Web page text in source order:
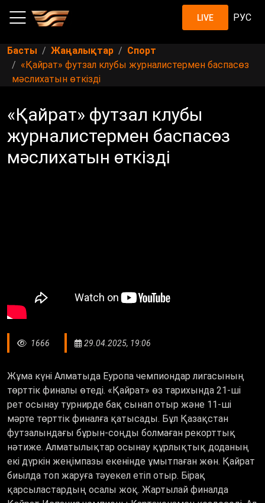
LIVE РУС
Басты Жаңалықтар
Спорт
«Қайрат» футзал клубы журналистермен баспасөз
мәслихатын өткізді
«Қайрат» футзал клубы
журналистермен баспасөз
мәслихатын өткізді
1666 29.04.2025, 19:06
Жұма күні Алматыда Еуропа чемпиондар лигасының
төрттік финалы өтеді. «Қайрат» өз тарихында 21-ші
рет осынау турнирде бақ сынап отыр және 11-ші
мәрте төрттік финалға қатысады. Бұл Қазақстан
футзалындағы бұрын-соңды болмаған рекорттық
нәтиже. Алматылықтар осынау құрлықтық доданың
екі дүркін жеңімпазы екенінде ұмытпаған жөн. Қайрат
биылда топ жаруға тәуекел етіп отыр. Бірақ
қарсыластардың осалы жоқ. Жартылай финалда